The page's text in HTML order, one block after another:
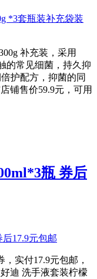
补充装，采用
的常见细菌，持久抑
护配方，抑菌的同
铺售价59.9元，可用
瓶 券后
实付17.9元包邮，
迪 洗手液套装柠檬